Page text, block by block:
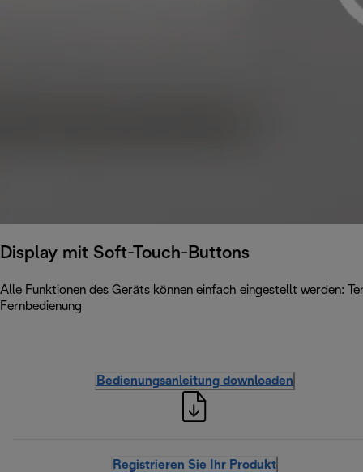
Display mit Soft-Touch-Buttons
Alle Funktionen des Geräts können einfach eingestellt werden:
Fernbedienung
Bedienungsanleitung downloaden
Registrieren Sie Ihr Produkt